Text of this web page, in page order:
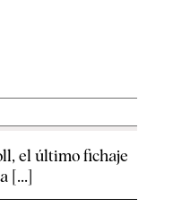
el último fichaje
[...]